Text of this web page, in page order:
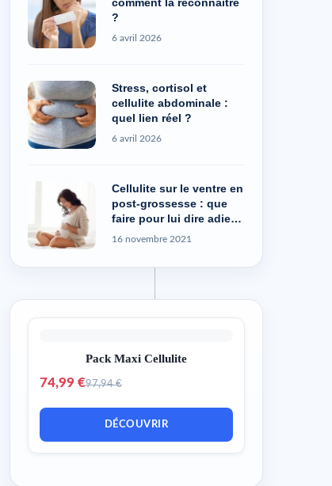
comment la reconnaître
?
6 avril 2026
Stress, cortisol et
cellulite abdominale :
quel lien réel ?
6 avril 2026
Cellulite sur le ventre en
post-grossesse : que
faire pour lui dire adieu
?16 novembre 2021
Pack Maxi Cellulite
74,99 €97,94 €
DÉCOUVRIR